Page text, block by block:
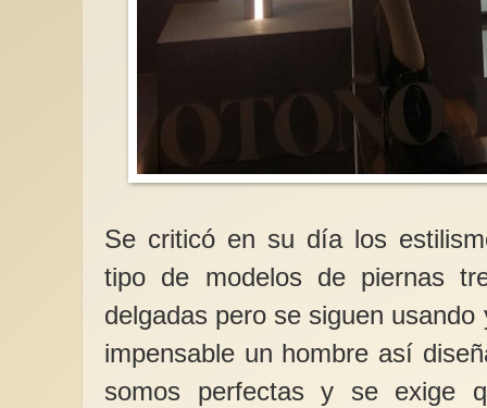
Se criticó en su día los
tipo de modelos de piernas
delgadas pero se siguen
impensable un hombre así
somos perfectas y se exige